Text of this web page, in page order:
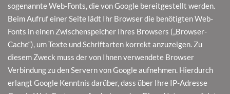
sogenannte Web-Fonts, die von Google bereitgestellt werden.
Beim Aufruf einer Seite lädt Ihr Browser die benötigten Web-
Fonts in einen Zwischenspeicher Ihres Browsers („Browser-
Cache“), um Texte und Schriftarten korrekt anzuzeigen. Zu
diesem Zweck muss der von Ihnen verwendete Browser
Verbindung zu den Servern von Google aufnehmen. Hierdurch
erlangt Google Kenntnis darüber, dass über Ihre IP-Adresse